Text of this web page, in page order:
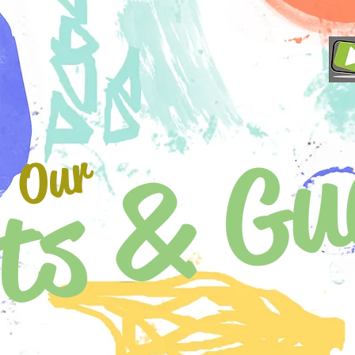
&
Our